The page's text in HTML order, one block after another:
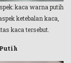
kaca warna putih
ketebalan kaca,
kaca tersebut.